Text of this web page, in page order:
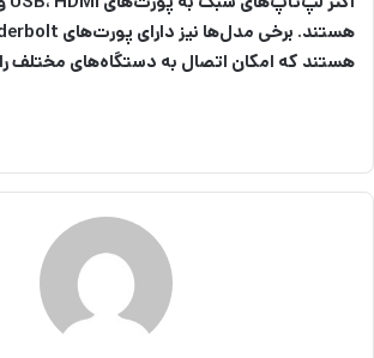
هستند که امکان اتصال به دستگاه‌های مختلف را